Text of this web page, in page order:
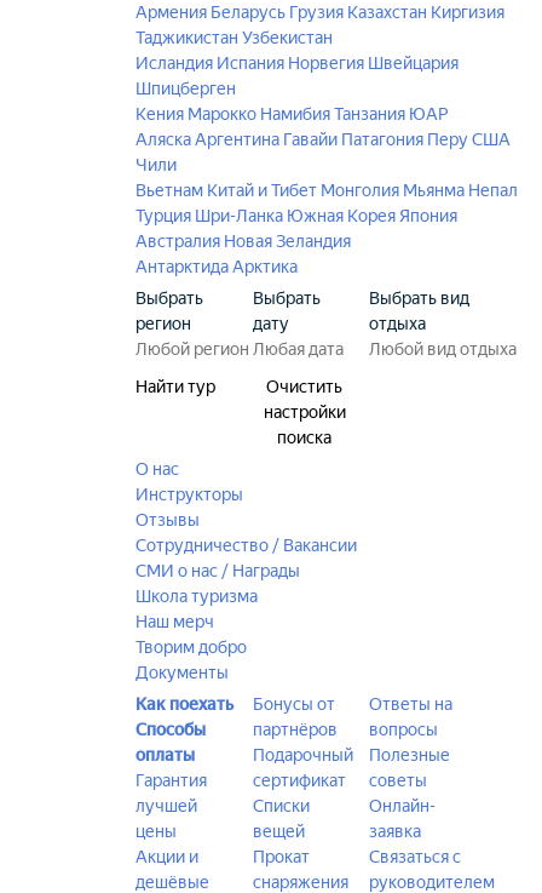
Армения Беларусь Грузия Казахстан Киргизия
Таджикистан Узбекистан
Исландия Испания Норвегия Швейцария
Шпицберген
Кения Марокко НамибияТанзания ЮАР
АляскаАргентина Гавайи Патагония Перу США
Чили
Вьетнам Китай и Тибет Монголия Мьянма Непал
Турция Шри-Ланка Южная Корея Япония
Австралия Новая Зеландия
АнтарктидаАрктика
Выбрать
регион
Выбрать
дату
Выбрать вид
отдыха
Найти тур
Очистить
настройки
поиска
О нас
Инструкторы
Отзывы
Сотрудничество / Вакансии
СМИ о нас / Награды
Школа туризма
Наш мерч
Творим добро
Документы
Как поехать
Способы
оплаты
Гарантия
лучшей
цены
Акции и
дешёвые
Бонусы от
партнёров
Подарочный
сертификат
Списки
вещей
Прокат
снаряжения
Ответы на
вопросы
Полезные
советы
Онлайн-
заявка
Связаться с
руководителем